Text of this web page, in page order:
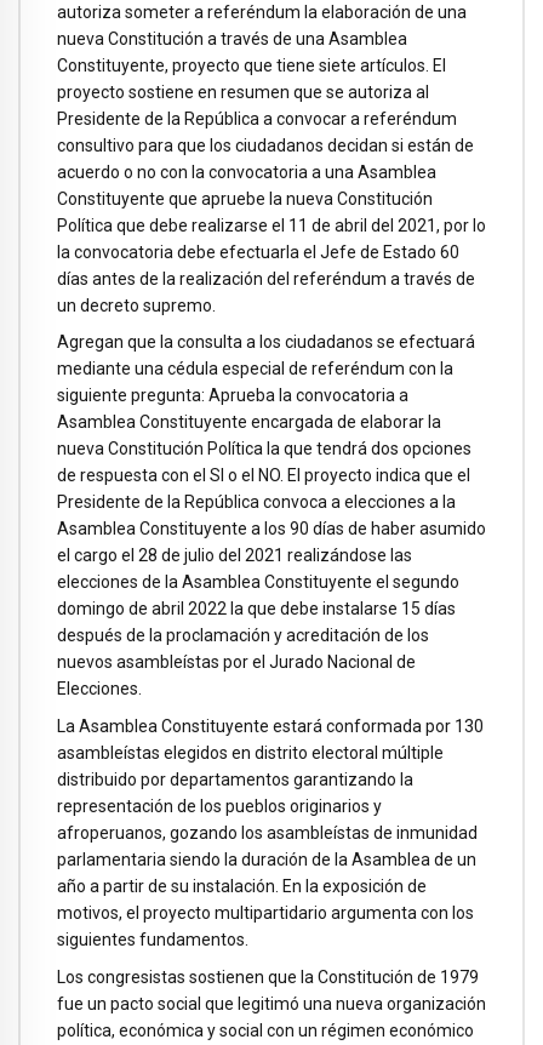
autoriza someter a referéndum la elaboración de una
nueva Constitución a través de una Asamblea
Constituyente, proyecto que tiene siete artículos. El
proyecto sostiene en resumen que se autoriza al
Presidente de la República a convocar a referéndum
consultivo para que los ciudadanos decidan si están de
acuerdo o no con la convocatoria a una Asamblea
Constituyente que apruebe la nueva Constitución
Política que debe realizarse el 11 de abril del 2021, por lo
la convocatoria debe efectuarla el Jefe de Estado 60
días antes de la realización del referéndum a través de
un decreto supremo.
Agregan que la consulta a los ciudadanos se efectuará
mediante una cédula especial de referéndum con la
siguiente pregunta: Aprueba la convocatoria a
Asamblea Constituyente encargada de elaborar la
nueva Constitución Política la que tendrá dos opciones
de respuesta con el SI o el NO. El proyecto indica que el
Presidente de la República convoca a elecciones a la
Asamblea Constituyente a los 90 días de haber asumido
el cargo el 28 de julio del 2021 realizándose las
elecciones de la Asamblea Constituyente el segundo
domingo de abril 2022 la que debe instalarse 15 días
después de la proclamación y acreditación de los
nuevos asambleístas por el Jurado Nacional de
Elecciones.
La Asamblea Constituyente estará conformada por 130
asambleístas elegidos en distrito electoral múltiple
distribuido por departamentos garantizando la
representación de los pueblos originarios y
afroperuanos, gozando los asambleístas de inmunidad
parlamentaria siendo la duración de la Asamblea de un
año a partir de su instalación. En la exposición de
motivos, el proyecto multipartidario argumenta con los
siguientes fundamentos.
Los congresistas sostienen que la Constitución de 1979
fue un pacto social que legitimó una nueva organización
política, económica y social con un régimen económico